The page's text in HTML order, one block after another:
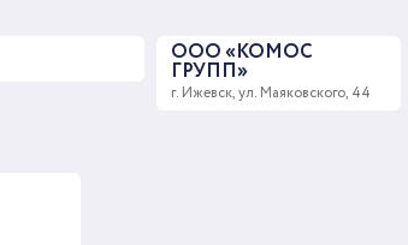
ООО «КОМОС
ГРУПП»
г. Ижевск, ул. Маяковского, 44